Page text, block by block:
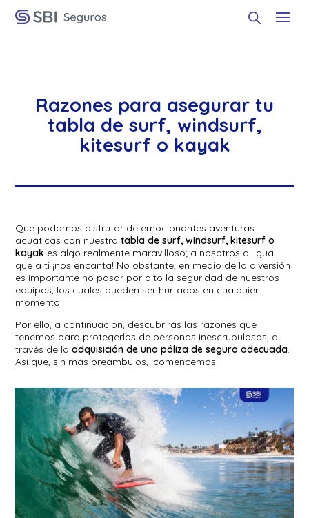
Razones para asegurar tu
tabla de surf, windsurf,
kitesurf o kayak
Que podamos disfrutar de emocionantes aventuras
acuáticas con nuestratabla de surf, windsurf, kitesurf o
kayak es algo realmente maravilloso; a nosotros al igual
que a ti ¡nos encanta! No obstante, en medio de la diversión
es importante no pasar por alto la seguridad de nuestros
equipos, los cuales pueden ser hurtados en cualquier
momento.
Por ello, a continuación, descubrirás las razones que
tenemos para protegerlos de personas inescrupulosas, a
través de laadquisición de una póliza de seguro adecuada.
Así que, sin más preámbulos, ¡comencemos!